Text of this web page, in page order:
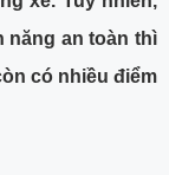
năng an toàn thì
có nhiều điểm